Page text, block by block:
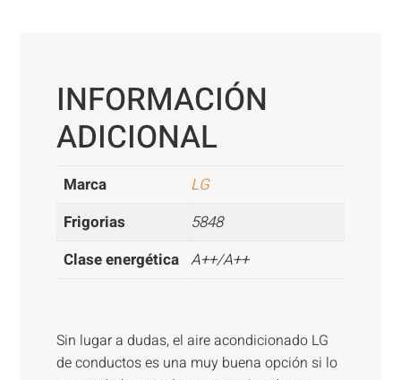
INFORMACIÓN
ADICIONAL
Marca
LG
Frigorias
5848
Clase energética A++/A++
Sin lugar a dudas, el aire acondicionado LG
de conductos es una muy buena opción si lo